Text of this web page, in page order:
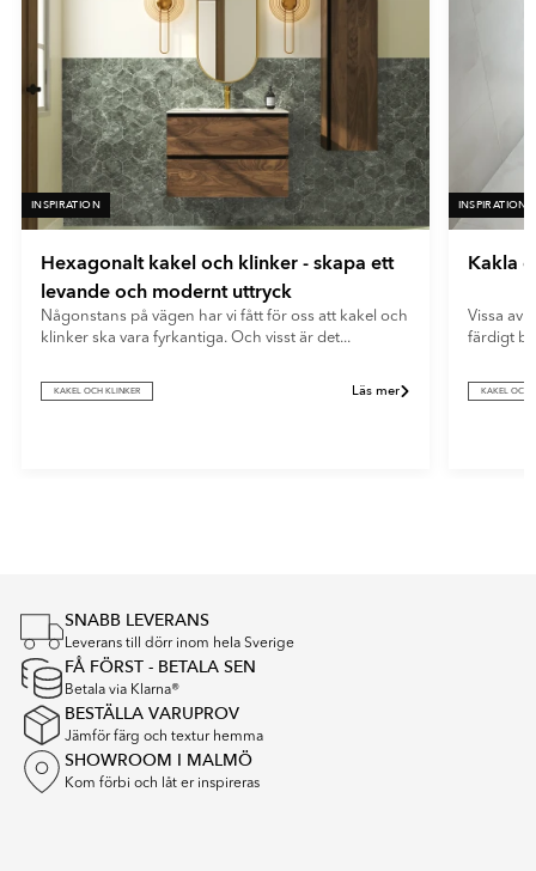
INSPIRATION
Hexagonalt kakel och klinker - skapa ett
levande och modernt uttryck
Någonstans på vägen har vi fått för oss att kakel och
klinker ska vara fyrkantiga. Och visst är det...
KAKEL OCH KLINKER Läs mer
INSPIRATION
Kakla
Vissa av
färdigt
KAKEL OCH
SNABB LEVERANS
Leverans till dörr inom hela Sverige
FÅ FÖRST - BETALA SEN
Betala via Klarna®
BESTÄLLA VARUPROV
Jämför färg och textur hemma
SHOWROOM I MALMÖ
Kom förbi och låt er inspireras